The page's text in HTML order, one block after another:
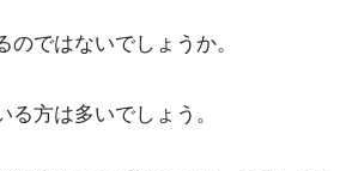
ではないでしょうか。
方は多いでしょう。